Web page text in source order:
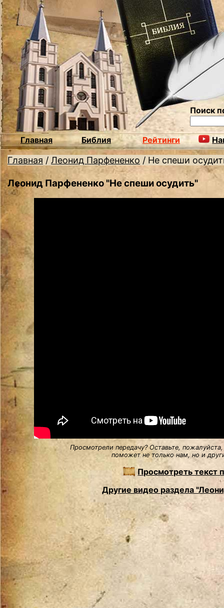
Поиск
Главная Библия Рейтинги
Главная / Леонид Парфененко / Не спеши
Леонид Парфененко "Не спеши осудить"
Просмотрели передачу? Оставьте,
поможет не только нам, но и
Просмотреть текст
Другие видео раздела